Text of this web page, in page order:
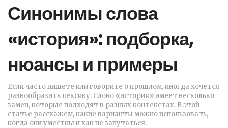
Синонимы слова
«история»: подборка,
нюансы и примеры
Если часто пишете или говорите о прошлом, иногда хочется
разнообразить лексику. Слово «история» имеет несколько
замен, которые подходят в разных контекстах. В этой
статье расскажем, какие варианты можно использовать,
когда они уместны и как не запутаться.